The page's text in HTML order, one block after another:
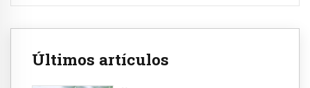
Últimos artículos